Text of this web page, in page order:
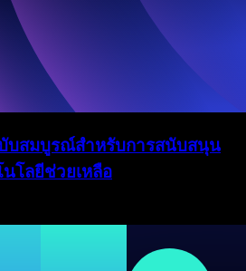
บสมบูรณ์สำหรับการสนับสนุน
โลยีช่วยเหลือ